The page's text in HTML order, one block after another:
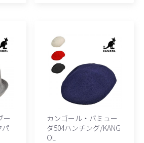
ー
パ
カンゴール・バミュー
ダ504ハンチング/KANG
OL